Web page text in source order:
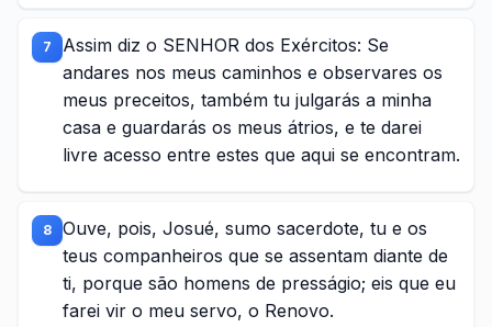
7
Assim diz o SENHOR dos Exércitos: Se
andares nos meus caminhos e observares os
meus preceitos, também tu julgarás a minha
casa e guardarás os meus átrios, e te darei
livre acesso entre estes que aqui se encontram.
8
Ouve, pois, Josué, sumo sacerdote, tu e os
teus companheiros que se assentam diante de
ti, porque são homens de presságio; eis que eu
farei vir o meu servo, o Renovo.